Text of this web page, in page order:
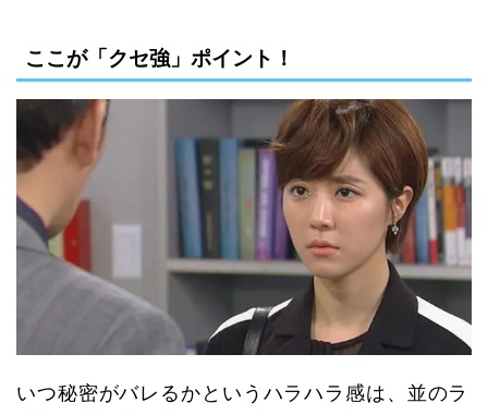
ここが「クセ強」ポイント！
いつ秘密がバレるかというハラハラ感は、並のラ